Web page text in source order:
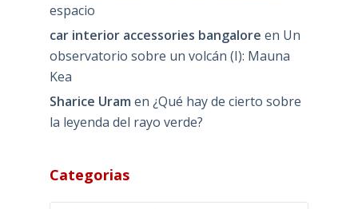
espacio
car interior accessories bangalore en Un
observatorio sobre un volcán (I): Mauna
Kea
Sharice Uram en ¿Qué hay de cierto sobre
la leyenda del rayo verde?
Categorias